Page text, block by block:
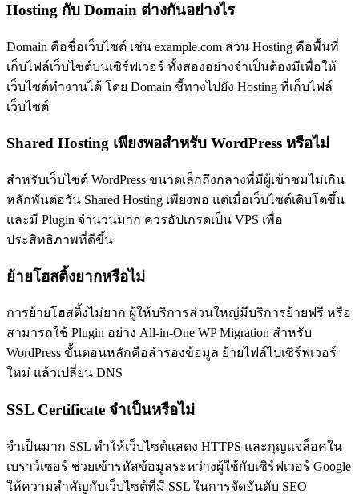
Hosting กับ Domain ต่างกันอย่างไร
Domain คือชื่อเว็บไซต์ เช่น example.com ส่วน Hosting คือพื้นที่
เก็บไฟล์เว็บไซต์บนเซิร์ฟเวอร์ ทั้งสองอย่างจำเป็นต้องมีเพื่อให้
เว็บไซต์ทำงานได้ โดย Domain ชี้ทางไปยัง Hosting ที่เก็บไฟล์
เว็บไซต์
Shared Hosting เพียงพอสำหรับ WordPress หรือไม่
สำหรับเว็บไซต์ WordPress ขนาดเล็กถึงกลางที่มีผู้เข้าชมไม่เกิน
หลักพันต่อวัน Shared Hosting เพียงพอ แต่เมื่อเว็บไซต์เติบโตขึ้น
และมี Plugin จำนวนมาก ควรอัปเกรดเป็น VPS เพื่อ
ประสิทธิภาพที่ดีขึ้น
ย้ายโฮสติ้งยากหรือไม่
การย้ายโฮสติ้งไม่ยาก ผู้ให้บริการส่วนใหญ่มีบริการย้ายฟรี หรือ
สามารถใช้ Plugin อย่าง All-in-One WP Migration สำหรับ
WordPress ขั้นตอนหลักคือสำรองข้อมูล ย้ายไฟล์ไปเซิร์ฟเวอร์
ใหม่ แล้วเปลี่ยน DNS
SSL Certificate จำเป็นหรือไม่
จำเป็นมาก SSL ทำให้เว็บไซต์แสดง HTTPS และกุญแจล็อคใน
เบราว์เซอร์ ช่วยเข้ารหัสข้อมูลระหว่างผู้ใช้กับเซิร์ฟเวอร์ Google
ให้ความสำคัญกับเว็บไซต์ที่มี SSL ในการจัดอันดับ SEO